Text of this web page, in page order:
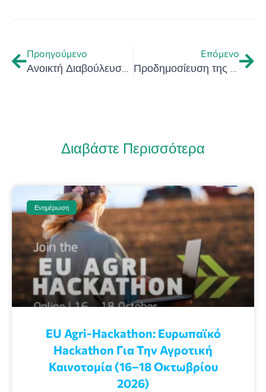
Προηγούμενο
Ανοικτή Διαβούλευση με θέμα την προδημοσίευση της δράσης: Υποστήριξη νέων καινοτόμων επιχειρήσεων στην Περιφέρεια Κρήτης – “Καινοτομώ στην Κρήτη”
Επόμενο
Προδημοσίευση της Δράσης «Ενίσχυση Μεσαίων και Μεγάλων Επιχειρήσεων σε τομείς Στρατηγικών Τεχνολογιών για την Ευρώπη (STEP) και Άμυνας & Ασφάλειας (Defence)
Διαβάστε Περισσότερα
Ενημέρωση
EU Agri-Hackathon: Eυρωπαϊκό
Ηackathon Για Την Αγροτική
Καινοτομία (16–18 Οκτωβρίου
2026)